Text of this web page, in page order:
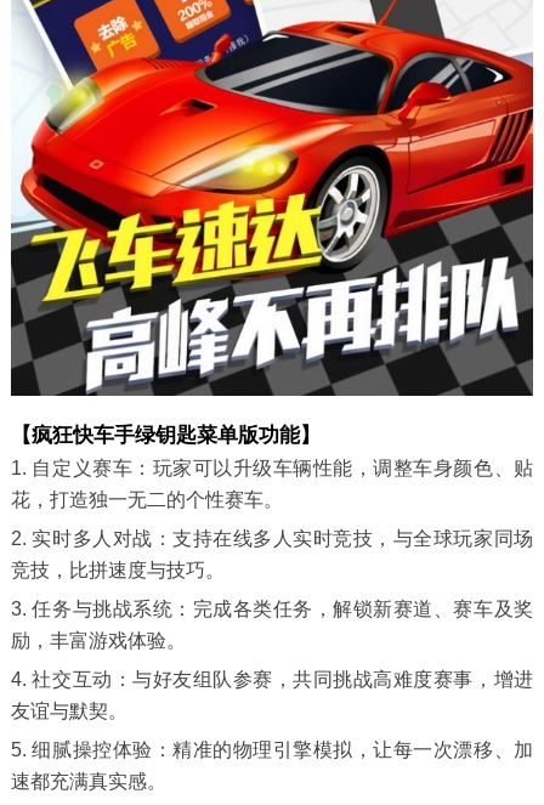
【疯狂快车手绿钥匙菜单版功能】
1. 自定义赛车：玩家可以升级车辆性能，调整车身颜色、贴
花，打造独一无二的个性赛车。
2. 实时多人对战：支持在线多人实时竞技，与全球玩家同场
竞技，比拼速度与技巧。
3. 任务与挑战系统：完成各类任务，解锁新赛道、赛车及奖
励，丰富游戏体验。
4. 社交互动：与好友组队参赛，共同挑战高难度赛事，增进
友谊与默契。
5. 细腻操控体验：精准的物理引擎模拟，让每一次漂移、加
速都充满真实感。